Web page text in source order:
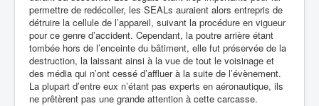
permettre de redécoller, les SEALs auraient alors entrepris de
détruire la cellule de l’appareil, suivant la procédure en vigueur
pour ce genre d’accident. Cependant, la poutre arrière étant
tombée hors de l’enceinte du bâtiment, elle fut préservée de la
destruction, la laissant ainsi à la vue de tout le voisinage et
des média qui n’ont cessé d’affluer à la suite de l’évènement.
La plupart d’entre eux n’étant pas experts en aéronautique, ils
ne prêtèrent pas une grande attention à cette carcasse.